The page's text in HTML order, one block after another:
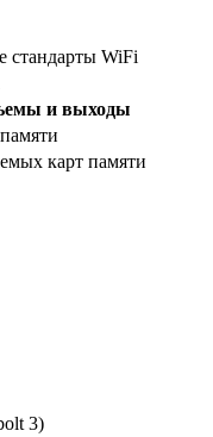
стандарты WiFi
и выходы
карт памяти
3)